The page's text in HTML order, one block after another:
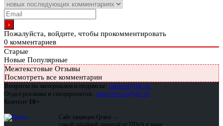
Пожалуйста, войдите, чтобы прокомментировать
0 комментариев
Старые
Новые Популярные
Межтекстовые Отзывы
Посмотреть все комментарии
Вопросы по материалам и подписке: support@glc.ru
Отдел рекламы и спецпроектов: yakovleva.a@glc.ru
Контент 18+
Сайт защищен Qrator —